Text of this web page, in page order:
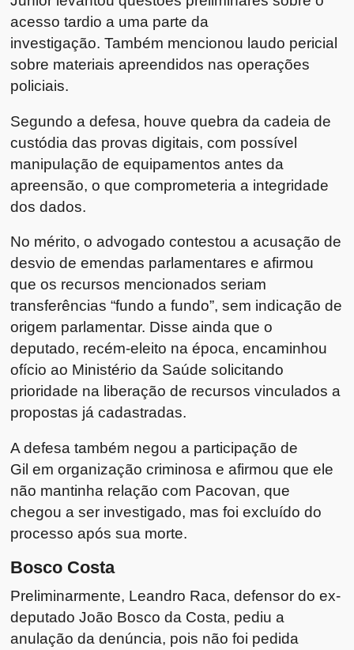
acesso tardio a uma parte da
investigação. Também mencionou laudo pericial
sobre materiais apreendidos nas operações
policiais.
Segundo a defesa, houve quebra da cadeia de
custódia das provas digitais, com possível
manipulação de equipamentos antes da
apreensão, o que comprometeria a integridade
dos dados.
No mérito, o advogado contestou a acusação de
desvio de emendas parlamentares e afirmou
que os recursos mencionados seriam
transferências “fundo a fundo”, sem indicação de
origem parlamentar. Disse ainda que o
deputado, recém-eleito na época, encaminhou
ofício ao Ministério da Saúde solicitando
prioridade na liberação de recursos vinculados a
propostas já cadastradas.
A defesa também negou a participação de
Gil em organização criminosa e afirmou que ele
não mantinha relação com Pacovan, que
chegou a ser investigado, mas foi excluído do
processo após sua morte.
Bosco Costa
Preliminarmente, Leandro Raca, defensor do ex-
deputado João Bosco da Costa, pediu a
anulação da denúncia, pois não foi pedida